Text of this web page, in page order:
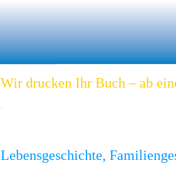
Wir drucken Ihr Buch – ab
Lebensgeschichte,